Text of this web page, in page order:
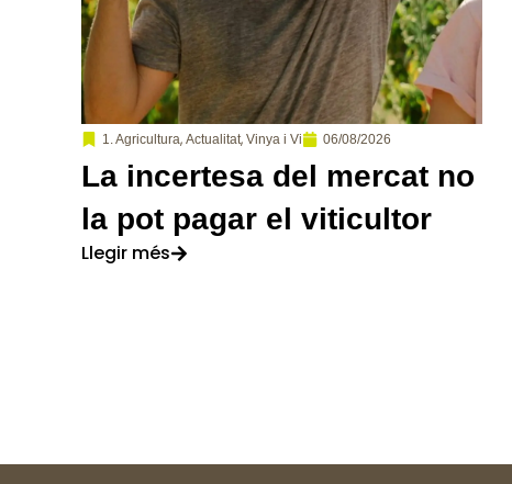
1. Agricultura, Actualitat, Vinya i Vi 06/08/2026
La incertesa del mercat no
la pot pagar el viticultor
Llegir més